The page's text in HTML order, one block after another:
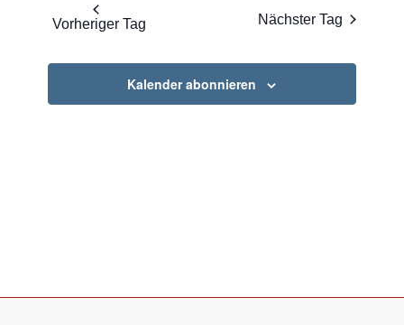
Vorheriger Tag Nächster Tag
Kalender abonnieren